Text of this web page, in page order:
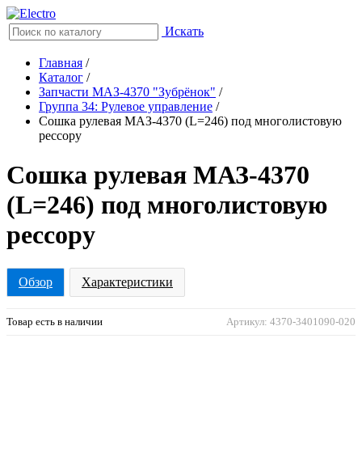
Искать
Главная /
Каталог /
Запчасти МАЗ-4370 "Зубрёнок" /
Группа 34: Рулевое управление /
Сошка рулевая МАЗ-4370 (L=246) под многолистовую
рессору
Сошка рулевая МАЗ-4370
(L=246) под многолистовую
рессору
Обзор Характеристики
Товар есть в наличии Артикул: 4370-3401090-020